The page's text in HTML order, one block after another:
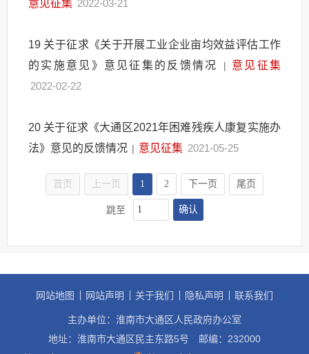
意见征集 2022-03-21
19 关于征求《关于开展工业企业亩均效益评估工作
的实施意见》意见征集的反馈情况
|
意见征集
2022-02-22
20 关于征求《大通区2021年困难残疾人康复实施办
法》意见的反馈情况 | 意见征集 2021-05-25
首页 上一页 1 2 下一页 尾页
跳至 确认
网站地图 网站声明 关于我们 隐私声明 联系我们
主办单位：淮南市大通区人民政府办公室
地址：淮南市大通区民主东路5号
邮编：232000